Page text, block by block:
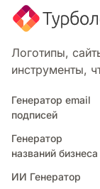
Логотипы,
инструменты,
Генератор email
подписей
Генератор
названий бизнеса
ИИ Генератор